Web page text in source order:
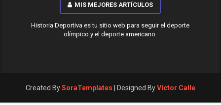
MIS MEJORES ARTÍCULOS
Historia Deportiva es tu sitio web para seguir el deporte
olímpico y el deporte americano.
Created BySoraTemplates | Designed ByVíctor Calle